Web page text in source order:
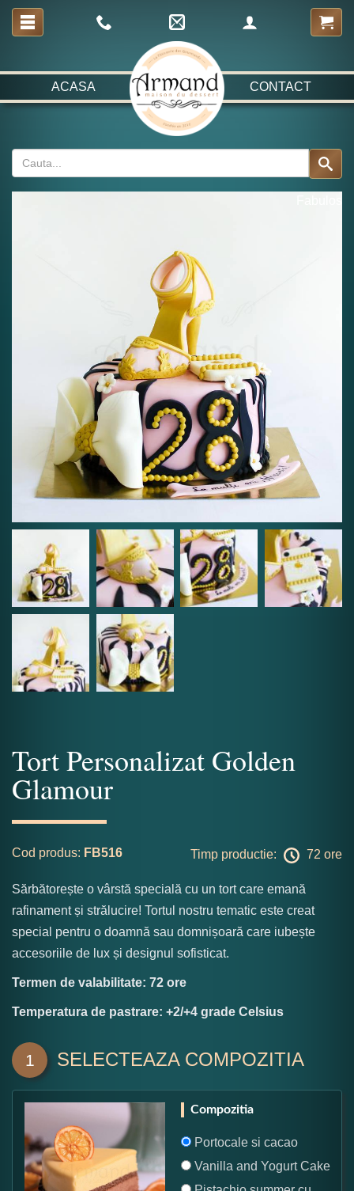
ACASA CONTACT
Tort Personalizat Golden
Glamour
Cod produs: FB516 Timp productie: 72 ore
Sărbătorește o vârstă specială cu un tort care emană
rafinament și strălucire! Tortul nostru tematic este creat
special pentru o doamnă sau domnișoară care iubește
accesoriile de lux și designul sofisticat.
Termen de valabilitate: 72 ore
Temperatura de pastrare: +2/+4 grade Celsius
1 SELECTEAZA COMPOZITIA
Compozitia
Portocale si cacao
Vanilla and Yogurt Cake